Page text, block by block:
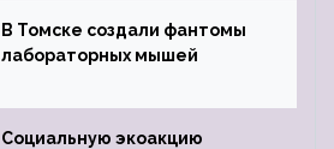
В Томске создали фантомы
лабораторных мышей
Социальную экоакцию